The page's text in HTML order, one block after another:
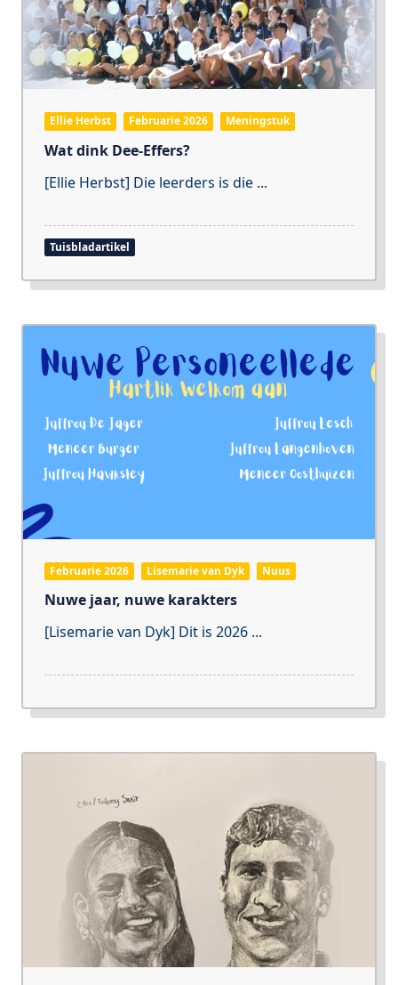
Ellie Herbst Februarie 2026 Meningstuk
Wat dink Dee-Effers?
[Ellie Herbst] Die leerders is die ...
Tuisbladartikel
Februarie 2026 Lisemarie van Dyk Nuus
Nuwe jaar, nuwe karakters
[Lisemarie van Dyk] Dit is 2026 ...